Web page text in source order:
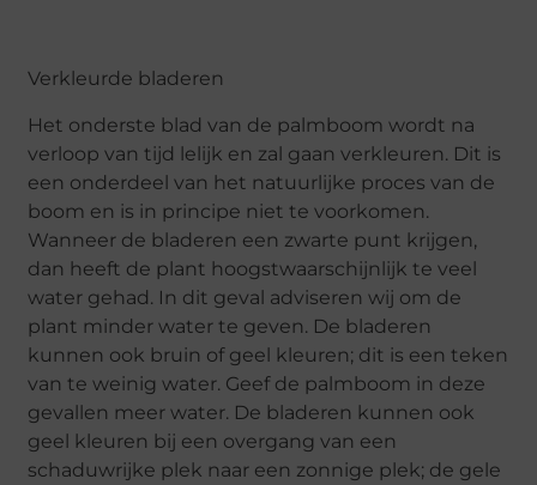
Verkleurde bladeren
Het onderste blad van de palmboom wordt na
verloop van tijd lelijk en zal gaan verkleuren. Dit is
een onderdeel van het natuurlijke proces van de
boom en is in principe niet te voorkomen.
Wanneer de bladeren een zwarte punt krijgen,
dan heeft de plant hoogstwaarschijnlijk te veel
water gehad. In dit geval adviseren wij om de
plant minder water te geven. De bladeren
kunnen ook bruin of geel kleuren; dit is een teken
van te weinig water. Geef de palmboom in deze
gevallen meer water. De bladeren kunnen ook
geel kleuren bij een overgang van een
schaduwrijke plek naar een zonnige plek; de gele